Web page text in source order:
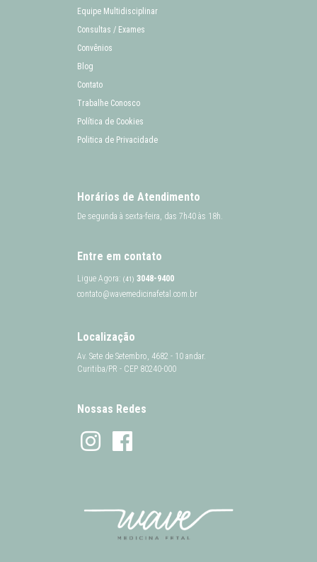
Equipe Multidisciplinar
Consultas / Exames
Convênios
Blog
Contato
Trabalhe Conosco
Política de Cookies
Politica de Privacidade
Horários de Atendimento
De segunda à sexta-feira, das 7h40 às 18h.
Entre em contato
Ligue Agora: (41) 3048-9400
contato@wavemedicinafetal.com.br
Localização
Av. Sete de Setembro, 4682 - 10 andar.
Curitiba/PR - CEP 80240-000
Nossas Redes